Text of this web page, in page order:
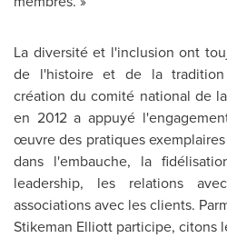
La diversité et l'inclusion ont
de l'histoire et de la
création du comité national de
en 2012 a appuyé
œuvre des pratiques
dans l'embauche, la
leadership, les relations
associations avec les clients.
Stikeman Elliott participe, citons